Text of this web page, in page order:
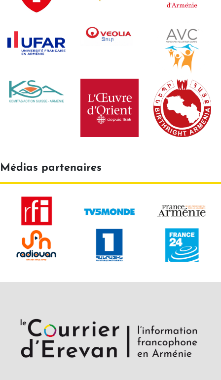
Médias partenaires